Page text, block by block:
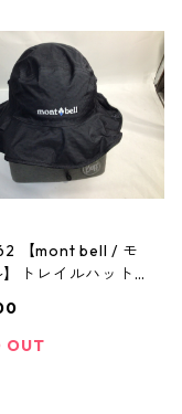
【mont bell / モ
トレイルハット：
Men's ブラック Lサ
OUT